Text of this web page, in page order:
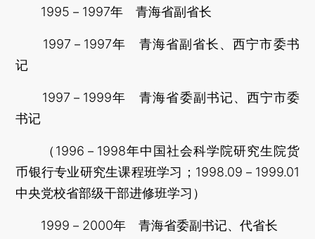
1995－1997年 青海省副省长
1997－1997年 青海省副省长、西宁市委书
记
1997－1999年 青海省委副书记、西宁市委
书记
（1996－1998年中国社会科学院研究生院货
币银行专业研究生课程班学习；1998.09－1999.01
中央党校省部级干部进修班学习）
1999－2000年 青海省委副书记、代省长